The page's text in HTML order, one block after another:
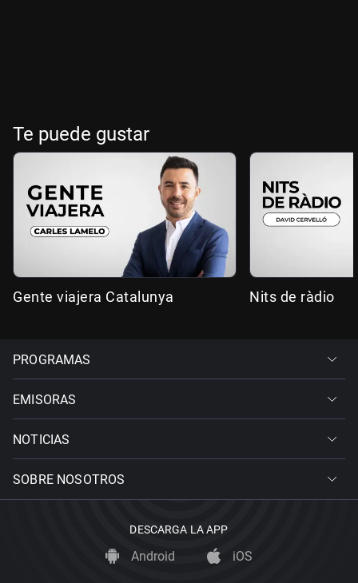
Te puede gustar
Gente viajera Catalunya Nits de ràdio
PROGRAMAS
EMISORAS
NOTICIAS
SOBRE NOSOTROS
DESCARGA LA APP
Android iOS